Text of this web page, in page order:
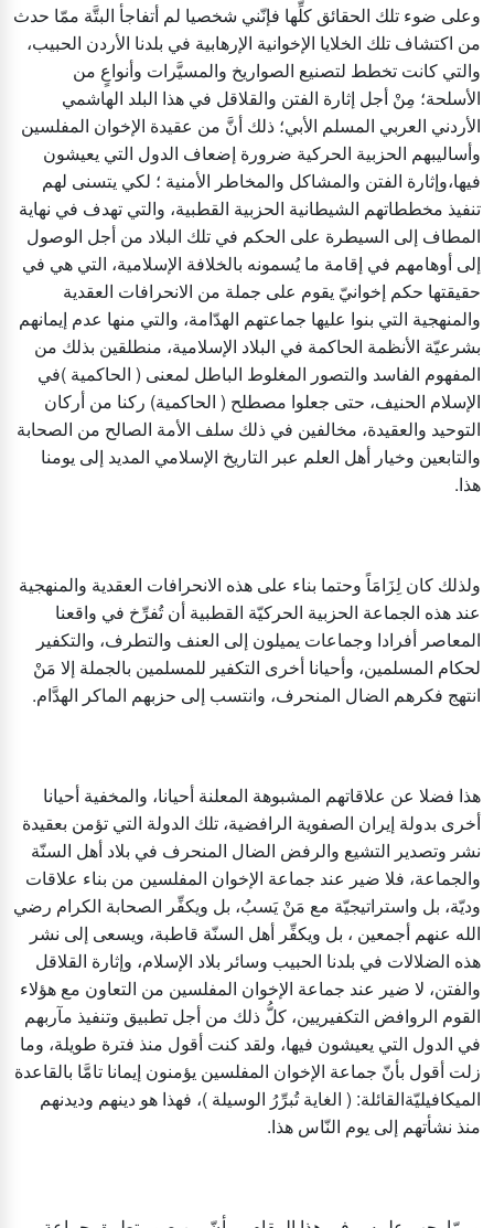
‎وعلى ضوء تلك الحقائق كلِّها فإنّني شخصيا لم أتفاجأ البتَّة ممّا حدث
من اكتشاف تلك الخلايا الإخوانية الإرهابية في بلدنا الأردن الحبيب،
والتي كانت تخطط لتصنيع الصواريخ والمسيَّرات وأنواعٍ من
الأسلحة؛ مِنْ أجل إثارة الفتن والقلاقل في هذا البلد الهاشمي
الأردني العربي المسلم الأبي؛ ذلك أنَّ من عقيدة الإخوان المفلسين
وأساليبهم الحزبية الحركية ضرورة إضعاف الدول التي يعيشون
فيها،وإثارة الفتن والمشاكل والمخاطر الأمنية ؛ لكي يتسنى لهم
تنفيذ مخططاتهم الشيطانية الحزبية القطبية، والتي تهدف في نهاية
المطاف إلى السيطرة على الحكم في تلك البلاد من أجل الوصول
إلى أوهامهم في إقامة ما يُسمونه بالخلافة الإسلامية، التي هي في
حقيقتها حكم إخوانيّ يقوم على جملة من الانحرافات العقدية
والمنهجية التي بنوا عليها جماعتهم الهدّامة، والتي منها عدم إيمانهم
بشرعيّة الأنظمة الحاكمة في البلاد الإسلامية، منطلقين بذلك من
المفهوم الفاسد والتصور المغلوط الباطل لمعنى ( الحاكمية )في
الإسلام الحنيف، حتى جعلوا مصطلح ( الحاكمية) ركنا من أركان
التوحيد والعقيدة، مخالفين في ذلك سلف الأمة الصالح من الصحابة
والتابعين وخيار أهل العلم عبر التاريخ الإسلامي المديد إلى يومنا
هذا.
ولذلك كان لِزَامَاً وحتما بناء على هذه الانحرافات العقدية والمنهجية
عند هذه الجماعة الحزبية الحركيّة القطبية أن تُفرِّخ في واقعنا
المعاصر أفرادا وجماعات يميلون إلى العنف والتطرف، والتكفير
لحكام المسلمين، وأحيانا أخرى التكفير للمسلمين بالجملة إلا مَنْ
انتهج فكرهم الضال المنحرف، وانتسب إلى حزبهم الماكر الهدَّام.
هذا فضلا عن علاقاتهم المشبوهة المعلنة أحيانا، والمخفية أحيانا
أخرى بدولة إيران الصفوية الرافضية، تلك الدولة التي تؤمن بعقيدة
نشر وتصدير التشيع والرفض الضال المنحرف في بلاد أهل السنّة
والجماعة، فلا ضير عند جماعة الإخوان المفلسين من بناء علاقات
وديّة، بل واستراتيجيّة مع مَنْ يَسبُ، بل ويكفِّر الصحابة الكرام رضي
الله عنهم أجمعين ، بل ويكفِّر أهل السنّة قاطبة، ويسعى إلى نشر
هذه الضلالات في بلدنا الحبيب وسائر بلاد الإسلام، وإثارة القلاقل
والفتن، لا ضير عند جماعة الإخوان المفلسين من التعاون مع هؤلاء
القوم الروافض التكفيريين، كلُّ ذلك من أجل تطبيق وتنفيذ مآربهم
في الدول التي يعيشون فيها، ولقد كنت أقول منذ فترة طويلة، وما
زلت أقول بأنّ جماعة الإخوان المفلسين يؤمنون إيمانا تامَّا بالقاعدة
الميكافيليّةالقائلة: ( الغاية تُبرِّرُ الوسيلة )، فهذا هو دينهم وديدنهم
منذ نشأتهم إلى يوم النّاس هذا.